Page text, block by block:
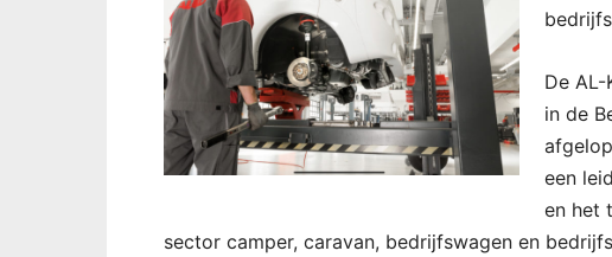
De
in de
een
en het
sector camper, caravan, bedrijfswagen en